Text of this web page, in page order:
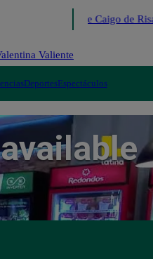
Me Caigo de Risa
Valiente
DeportesEspectáculos